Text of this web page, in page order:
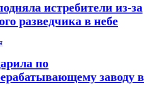
истребители из-за
разведчика в небе
по
заводу в